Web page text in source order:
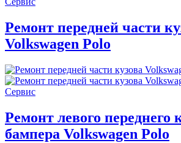
Ремонт передней части
Volkswagen Polo
Ремонт левого переднего
бампера Volkswagen Polo